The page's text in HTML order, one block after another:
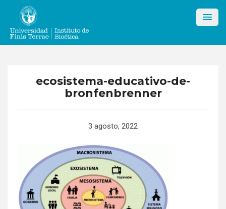
content
ecosistema-educativo-de-
bronfenbrenner
3 agosto, 2022